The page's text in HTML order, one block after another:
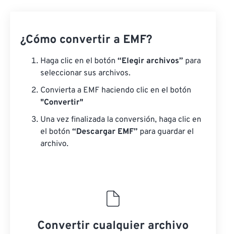
¿Cómo convertir a EMF?
Haga clic en el botón “Elegir archivos” para
seleccionar sus archivos.
Convierta a EMF haciendo clic en el botón
"Convertir"
Una vez finalizada la conversión, haga clic en
el botón “Descargar EMF” para guardar el
archivo.
Convertir cualquier archivo